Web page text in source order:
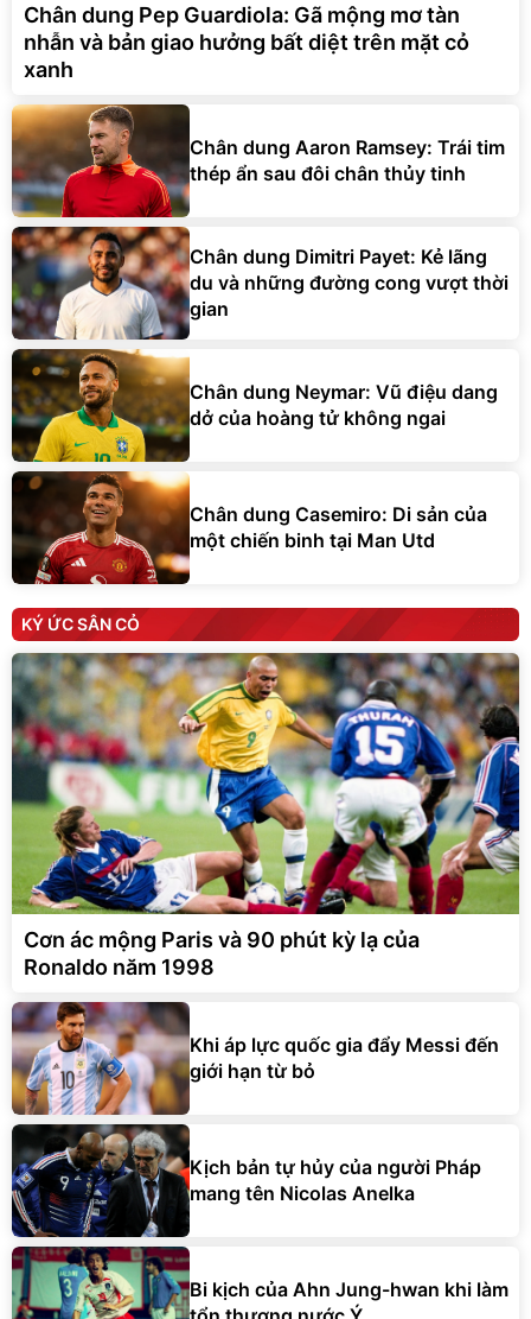
Chân dung Pep Guardiola: Gã mộng mơ tàn
nhẫn và bản giao hưởng bất diệt trên mặt cỏ
xanh
Chân dung Aaron Ramsey: Trái tim
thép ẩn sau đôi chân thủy tinh
Chân dung Dimitri Payet: Kẻ lãng
du và những đường cong vượt thời
gian
Chân dung Neymar: Vũ điệu dang
dở của hoàng tử không ngai
Chân dung Casemiro: Di sản của
một chiến binh tại Man Utd
KÝ ỨC SÂN CỎ
Cơn ác mộng Paris và 90 phút kỳ lạ của
Ronaldo năm 1998
Khi áp lực quốc gia đẩy Messi đến
giới hạn từ bỏ
Kịch bản tự hủy của người Pháp
mang tên Nicolas Anelka
Bi kịch của Ahn Jung-hwan khi làm